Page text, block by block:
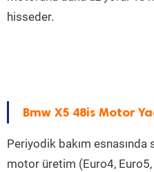
hisseder.
Bmw X5 48is Motor
Periyodik bakım
motor üretim (Euro4,